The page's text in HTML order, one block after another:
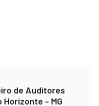
de Auditores
- MG